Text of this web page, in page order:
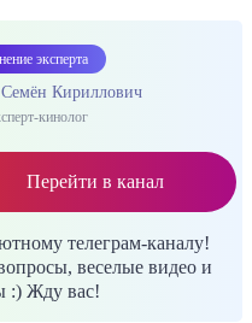
эксперта
Кириллович
кинолог
Перейти в канал
телеграм-каналу!
веселые видео и
:) Жду вас!